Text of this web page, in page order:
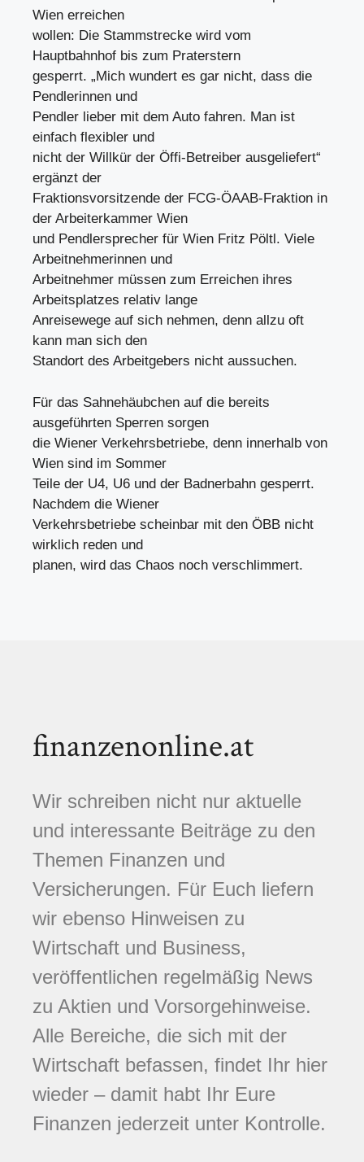
Wien erreichen
wollen: Die Stammstrecke wird vom
Hauptbahnhof bis zum Praterstern
gesperrt. „Mich wundert es gar nicht, dass die
Pendlerinnen und
Pendler lieber mit dem Auto fahren. Man ist
einfach flexibler und
nicht der Willkür der Öffi-Betreiber ausgeliefert“
ergänzt der
Fraktionsvorsitzende der FCG-ÖAAB-Fraktion in
der Arbeiterkammer Wien
und Pendlersprecher für Wien Fritz Pöltl. Viele
Arbeitnehmerinnen und
Arbeitnehmer müssen zum Erreichen ihres
Arbeitsplatzes relativ lange
Anreisewege auf sich nehmen, denn allzu oft
kann man sich den
Standort des Arbeitgebers nicht aussuchen.
Für das Sahnehäubchen auf die bereits
ausgeführten Sperren sorgen
die Wiener Verkehrsbetriebe, denn innerhalb von
Wien sind im Sommer
Teile der U4, U6 und der Badnerbahn gesperrt.
Nachdem die Wiener
Verkehrsbetriebe scheinbar mit den ÖBB nicht
wirklich reden und
planen, wird das Chaos noch verschlimmert.
finanzenonline.at
Wir schreiben nicht nur aktuelle
und interessante Beiträge zu den
Themen Finanzen und
Versicherungen. Für Euch liefern
wir ebenso Hinweisen zu
Wirtschaft und Business,
veröffentlichen regelmäßig News
zu Aktien und Vorsorgehinweise.
Alle Bereiche, die sich mit der
Wirtschaft befassen, findet Ihr hier
wieder – damit habt Ihr Eure
Finanzen jederzeit unter Kontrolle.